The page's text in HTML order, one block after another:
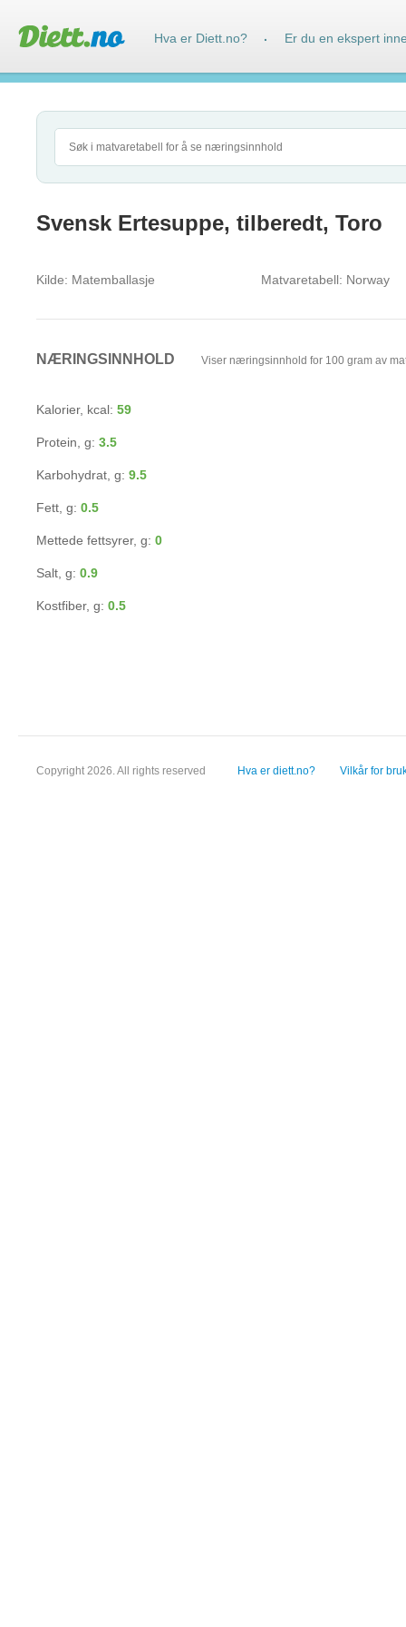
Svensk Ertesuppe, tilberedt, Toro
Kilde: Matemballasje Matvaretabell: Norway
NÆRINGSINNHOLD Viser næringsinnhold for 100 gram av
Kalorier, kcal: 59
Protein, g: 3.5
Karbohydrat, g: 9.5
Fett, g: 0.5
Mettede fettsyrer, g: 0
Salt, g: 0.9
Kostfiber, g: 0.5
Copyright 2026. All rights reserved Hva er diett.no? Vilkår for
Hva er Diett.no? · Er du en ekspert